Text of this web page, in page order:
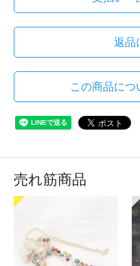
返品
この商品につ
売れ筋商品